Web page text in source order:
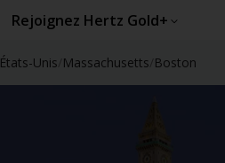
Rejoignez Hertz Gold+
États-Unis Massachusetts Boston